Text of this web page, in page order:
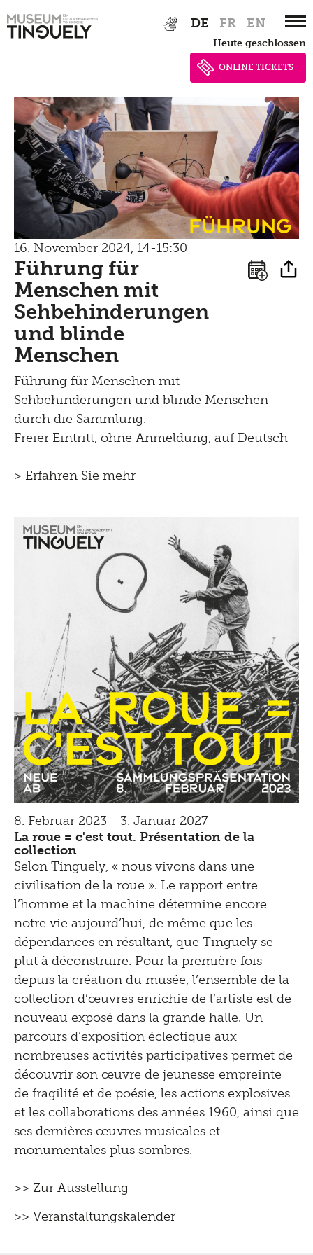
Hauptnavigation
to
DE FR EN
heute geschlossen
ONLINE TICKETS
Late Thursday Menu
Führung
16. November 2024, 14-15:30
Führung für
Menschen mit
Sehbehinderungen
und blinde
Menschen
Führung für Menschen mit
Sehbehinderungen und blinde Menschen
durch die Sammlung.
Freier Eintritt, ohne Anmeldung, auf Deutsch
> Erfahren Sie mehr
8. Februar 2023 - 3. Januar 2027
La roue = c'est tout. Présentation de la
collection
Selon Tinguely, « nous vivons dans une
civilisation de la roue ». Le rapport entre
l’homme et la machine détermine encore
notre vie aujourd’hui, de même que les
dépendances en résultant, que Tinguely se
plut à déconstruire. Pour la première fois
depuis la création du musée, l’ensemble de la
collection d’œuvres enrichie de l’artiste est de
nouveau exposé dans la grande halle. Un
parcours d’exposition éclectique aux
nombreuses activités participatives permet de
découvrir son œuvre de jeunesse empreinte
de fragilité et de poésie, les actions explosives
et les collaborations des années 1960, ainsi que
ses dernières œuvres musicales et
monumentales plus sombres.
>> Zur Ausstellung
>> Veranstaltungskalender